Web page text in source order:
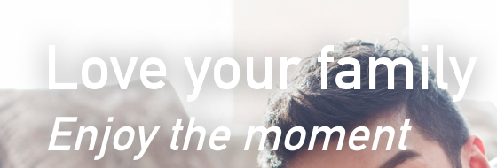
Love your family
Enjoy the moment